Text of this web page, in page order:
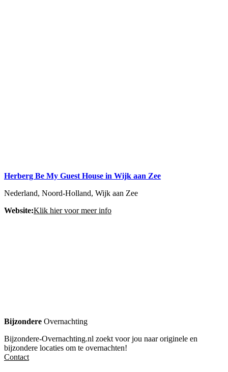
Herberg Be My Guest House in Wijk aan Zee
Nederland, Noord-Holland, Wijk aan Zee
Website:Klik hier voor meer info
Bijzondere Overnachting
Bijzondere-Overnachting.nl zoekt voor jou naar originele en
bijzondere locaties om te overnachten!
Contact